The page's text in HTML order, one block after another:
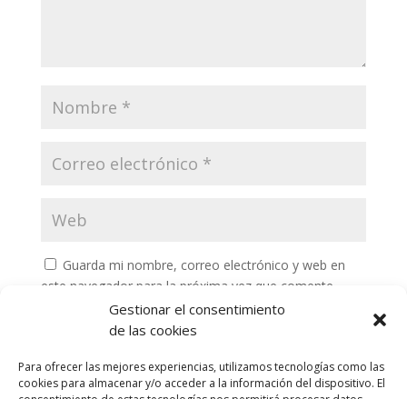
Gestionar el consentimiento
de las cookies
Para ofrecer las mejores experiencias, utilizamos tecnologías como las
cookies para almacenar y/o acceder a la información del dispositivo. El
Guarda mi nombre, correo electrónico y web en
este navegador para la próxima vez que comente.